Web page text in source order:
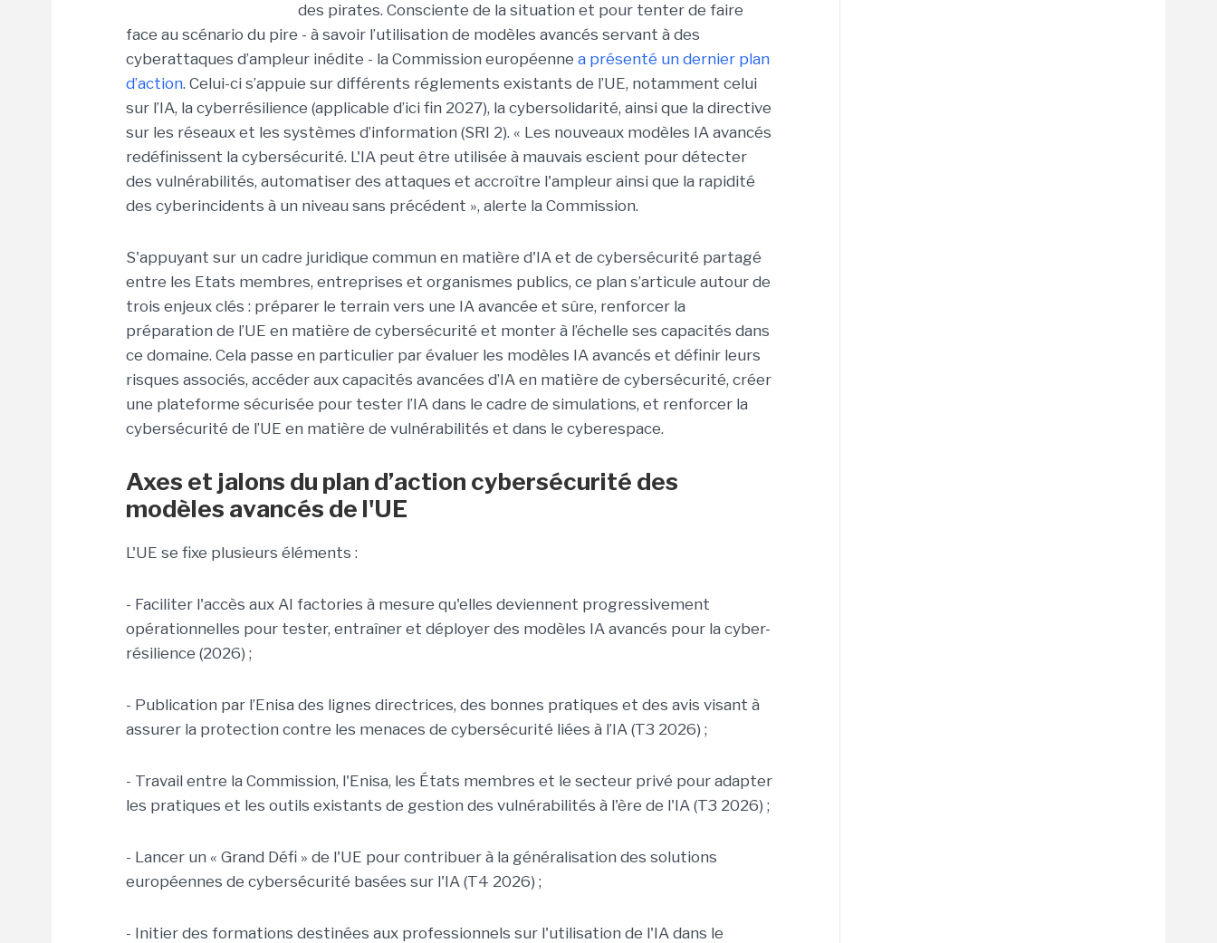
des pirates. Consciente de la situation et pour tenter de faire
face au scénario du pire - à savoir l’utilisation de modèles avancés servant à des
cyberattaques d’ampleur inédite - la Commission européenne a présenté un dernier plan
d’action. Celui-ci s’appuie sur différents réglements existants de l’UE, notamment celui
sur l’IA, la cyberrésilience (applicable d’ici fin 2027), la cybersolidarité, ainsi que la directive
sur les réseaux et les systèmes d’information (SRI 2). « Les nouveaux modèles IA avancés
redéfinissent la cybersécurité. L'IA peut être utilisée à mauvais escient pour détecter
des vulnérabilités, automatiser des attaques et accroître l'ampleur ainsi que la rapidité
des cyberincidents à un niveau sans précédent », alerte la Commission.
S'appuyant sur un cadre juridique commun en matière d'IA et de cybersécurité partagé
entre les Etats membres, entreprises et organismes publics, ce plan s’articule autour de
trois enjeux clés : préparer le terrain vers une IA avancée et sûre, renforcer la
préparation de l’UE en matière de cybersécurité et monter à l’échelle ses capacités dans
ce domaine. Cela passe en particulier par évaluer les modèles IA avancés et définir leurs
risques associés, accéder aux capacités avancées d’IA en matière de cybersécurité, créer
une plateforme sécurisée pour tester l’IA dans le cadre de simulations, et renforcer la
cybersécurité de l’UE en matière de vulnérabilités et dans le cyberespace.
Axes et jalons du plan d’action cybersécurité des
modèles avancés de l'UE
L'UE se fixe plusieurs éléments :
- Faciliter l'accès aux AI factories à mesure qu'elles deviennent progressivement
opérationnelles pour tester, entraîner et déployer des modèles IA avancés pour la cyber-
résilience (2026) ;
- Publication par l’Enisa des lignes directrices, des bonnes pratiques et des avis visant à
assurer la protection contre les menaces de cybersécurité liées à l’IA (T3 2026) ;
- Travail entre la Commission, l'Enisa, les États membres et le secteur privé pour adapter
les pratiques et les outils existants de gestion des vulnérabilités à l'ère de l'IA (T3 2026) ;
- Lancer un « Grand Défi » de l'UE pour contribuer à la généralisation des solutions
européennes de cybersécurité basées sur l'IA (T4 2026) ;
- Initier des formations destinées aux professionnels sur l'utilisation de l'IA dans le